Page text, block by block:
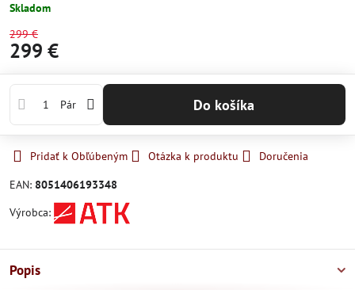
Skladom
299 €
299 €
Pár Do košíka
Pridať k Obľúbeným Otázka k produktu
Doručenia
EAN: 8051406193348
Výrobca:
Popis